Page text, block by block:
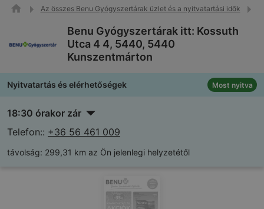
Az összes Benu Gyógyszertárak üzlet és a nyitvatartási idők
Benu Gyógyszertárak itt: Kossuth
Utca 4 4, 5440, 5440
Kunszentmárton
Nyitvatartás és elérhetőségek Most nyitva
18:30 órakor zár
Telefon:: +36 56 461 009
távolság: 299,31 km az Ön jelenlegi helyzetétől